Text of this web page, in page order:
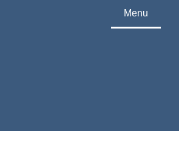
Menu